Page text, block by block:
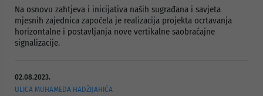
Na osnovu zahtjeva i inicijativa naših sugrađana i savjeta
mjesnih zajednica započela je realizacija projekta ocrtavanja
horizontalne i postavljanja nove vertikalne saobraćajne
signalizacije.
02.08.2023.
ULICA MUHAMEDA HADŽIJAHIĆA